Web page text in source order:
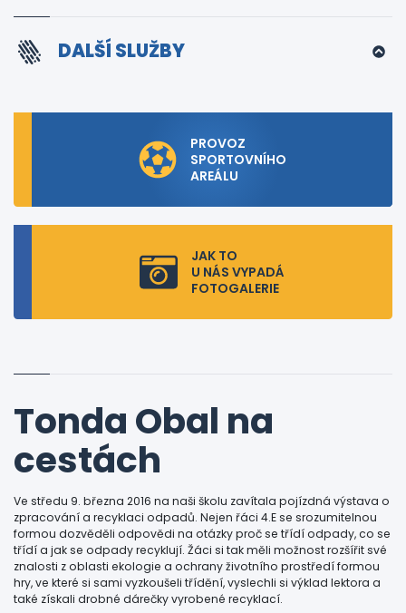
DALŠÍ SLUŽBY
PROVOZ
SPORTOVNÍHO
AREÁLU
JAK TO
U NÁS VYPADÁ
FOTOGALERIE
Tonda Obal na
cestách
Ve středu 9. března 2016 na naši školu zavítala pojízdná výstava o
zpracování a recyklaci odpadů. Nejen řáci 4.E se srozumitelnou
formou dozvěděli odpovědi na otázky proč se třídí odpady, co se
třídí a jak se odpady recyklují. Žáci si tak měli možnost rozšířit své
znalosti z oblasti ekologie a ochrany životního prostředí formou
hry, ve které si sami vyzkoušeli třídění, vyslechli si výklad lektora a
také získali drobné dárečky vyrobené recyklací.